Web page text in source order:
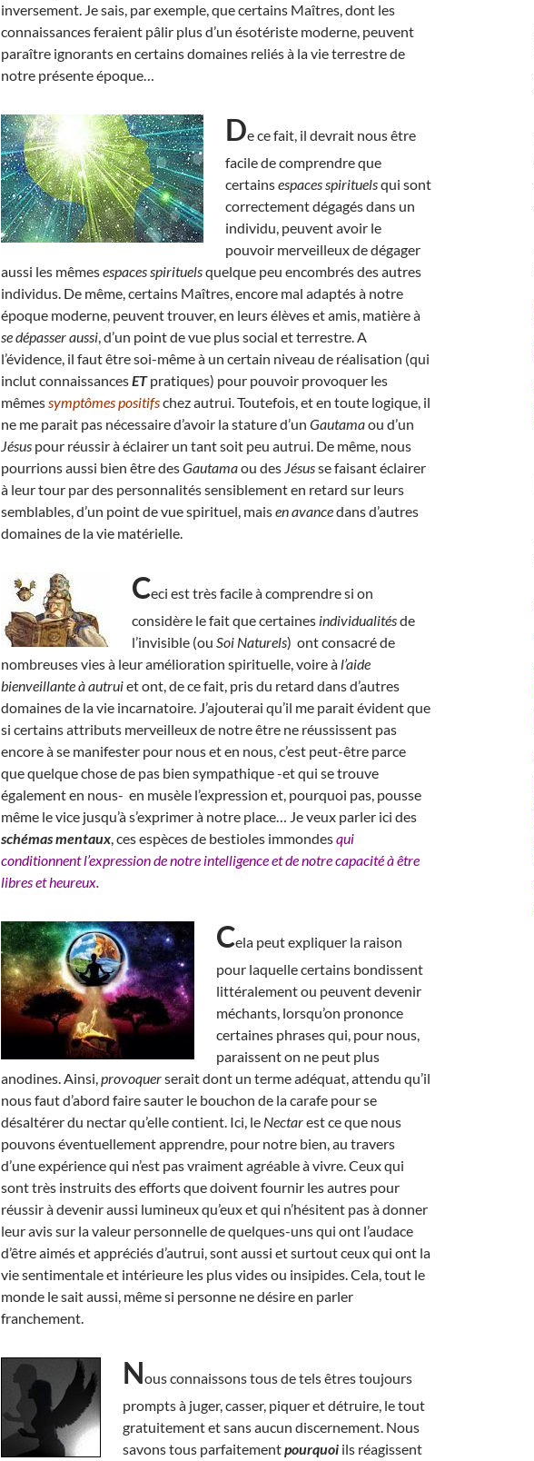
inversement. Je sais, par exemple, que certains Maîtres, dont les
connaissances feraient pâlir plus d’un ésotériste moderne, peuvent
paraître ignorants en certains domaines reliés à la vie terrestre de
notre présente époque…
De ce fait, il devrait nous être
facile de comprendre que
certainsespaces spirituelsqui sont
correctement dégagés dans un
individu, peuvent avoir le
pouvoir merveilleux de dégager
aussi les mêmesespaces spirituelsquelque peu encombrés des autres
individus. De même, certains Maîtres, encore mal adaptés à notre
époque moderne, peuvent trouver, en leurs élèves et amis, matière à
se dépasser aussi, d’un point de vue plus social et terrestre. A
l’évidence, il faut être soi-même à un certain niveau de réalisation (qui
inclut connaissancesETpratiques) pour pouvoir provoquer les
mêmessymptômes positifschez autrui. Toutefois, et en toute logique, il
ne me parait pas nécessaire d’avoir la stature d’un Gautamaou d’un
Jésus pour réussir à éclairer un tant soit peu autrui. De même, nous
pourrions aussi bien être desGautamaou des Jésusse faisant éclairer
à leur tour par des personnalités sensiblement en retard sur leurs
semblables, d’un point de vue spirituel, maisen avancedans d’autres
domaines de la vie matérielle.
Ceci est très facile à comprendre si on
considère le fait que certaines individualitésde
l’invisible (ou Soi Naturels) ont consacré de
nombreuses vies à leur amélioration spirituelle, voire à l’aide
bienveillante à autruiet ont, de ce fait, pris du retard dans d’autres
domaines de la vie incarnatoire. J’ajouterai qu’il me parait évident que
si certains attributs merveilleux de notre être ne réussissent pas
encore à se manifester pour nous et en nous, c’est peut-être parce
que quelque chose de pas bien sympathique -et qui se trouve
également en nous- en musèle l’expression et, pourquoi pas, pousse
même le vice jusqu’à s’exprimer à notre place… Je veux parler ici des
schémas mentaux, ces espèces de bestioles immondesqui
conditionnent l’expression de notre intelligence et de notre capacité à être
libres et heureux.
Cela peut expliquer la raison
pour laquelle certains bondissent
littéralement ou peuvent devenir
méchants, lorsqu’on prononce
certaines phrases qui, pour nous,
paraissent on ne peut plus
anodines. Ainsi,provoquerserait dont un terme adéquat, attendu qu’il
nous faut d’abord faire sauter le bouchon de la carafe pour se
désaltérer du nectar qu’elle contient. Ici, le Nectarest ce que nous
pouvons éventuellement apprendre, pour notre bien, au travers
d’une expérience qui n’est pas vraiment agréable à vivre. Ceux qui
sont très instruits des efforts que doivent fournir les autres pour
réussir à devenir aussi lumineux qu’eux et qui n’hésitent pas à donner
leur avis sur la valeur personnelle de quelques-uns qui ont l’audace
d’être aimés et appréciés d’autrui, sont aussi et surtout ceux qui ont la
vie sentimentale et intérieure les plus vides ou insipides. Cela, tout le
monde le sait aussi, même si personne ne désire en parler
franchement.
Nous connaissons tous de tels êtres toujours
prompts à juger, casser, piquer et détruire, le tout
gratuitement et sans aucun discernement. Nous
savons tous parfaitementpourquoi ils réagissent